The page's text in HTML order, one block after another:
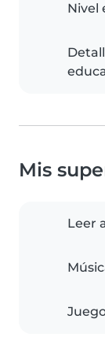
Nivel
Mis
Leer